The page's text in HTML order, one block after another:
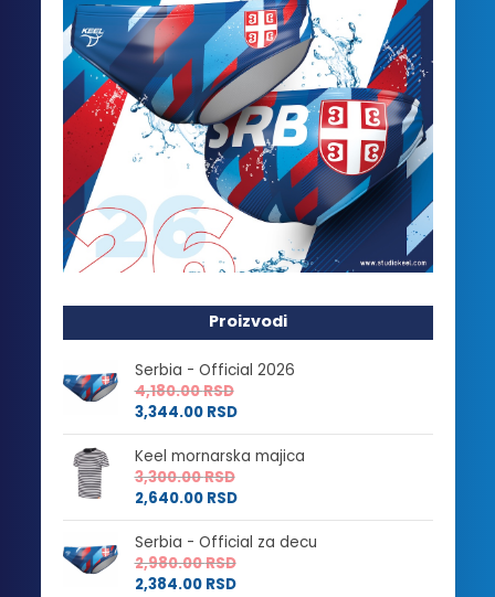
Proizvodi
Serbia - Official 2026
4,180.00RSD
3,344.00 RSD
Keel mornarska majica
3,300.00RSD
2,640.00 RSD
Serbia - Official za decu
2,980.00RSD
2,384.00 RSD